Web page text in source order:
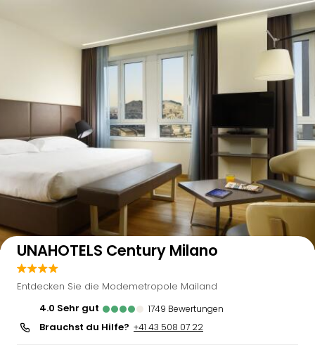
Auf der Karte anzeigen
UNAHOTELS Century Milano
Entdecken Sie die Modemetropole Mailand
4.0
sehr gut 1749 Bewertungen
Brauchst du Hilfe? +41 43 508 07 22